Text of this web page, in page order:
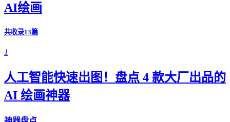
AI绘画
共收录13篇
1
人工智能快速出图！盘点 4 款大厂出品的
AI 绘画神器